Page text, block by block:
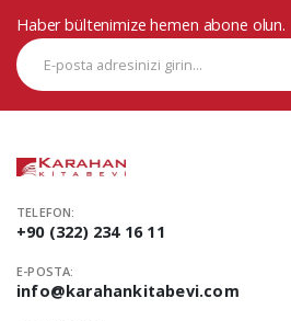
Haber bültenimize hemen abone olun.
TELEFON:
+90 (322) 234 16 11
E-POSTA:
info@karahankitabevi.com